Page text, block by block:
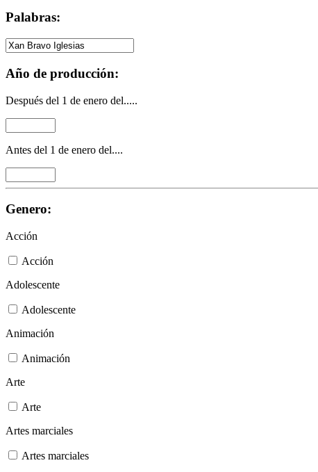
Palabras:
Año de producción:
Después del 1 de enero del.....
Antes del 1 de enero del....
Genero:
Acción
Acción
Adolescente
Adolescente
Animación
Animación
Arte
Arte
Artes marciales
Artes marciales